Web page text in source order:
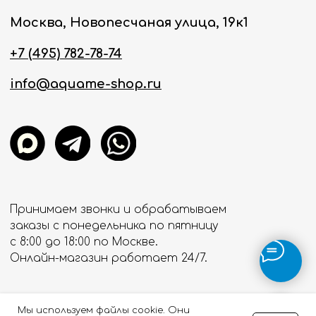
Мы используем файлы cookie. Они